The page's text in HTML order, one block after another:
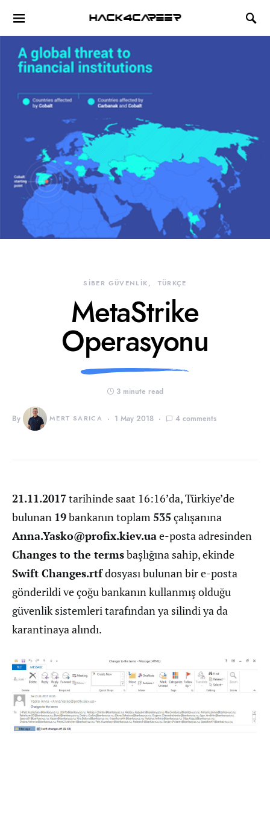
Hack4Career
SİBER GÜVENLİK TÜRKÇE
MetaStrike
Operasyonu
3 minute read
By MERT SARICA 1 May 2018 4 comments
21.11.2017tarihinde saat 16:16’da, Türkiye’de
bulunan 19bankanın toplam 535 çalışanına
Anna.Yasko@profix.kiev.uae-posta adresinden
Changes to the termsbaşlığına sahip, ekinde
Swift Changes.rtfdosyası bulunan bir e-posta
gönderildi ve çoğu bankanın kullanmış olduğu
güvenlik sistemleri tarafından ya silindi ya da
karantinaya alındı.